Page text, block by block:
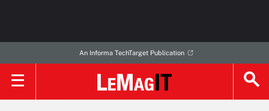
An Informa TechTarget Publication